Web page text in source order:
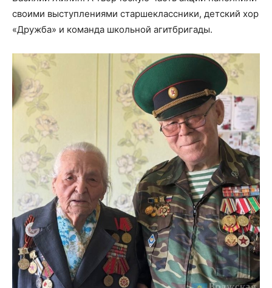
своими выступлениями старшеклассники, детский хор
«Дружба» и команда школьной агитбригады.